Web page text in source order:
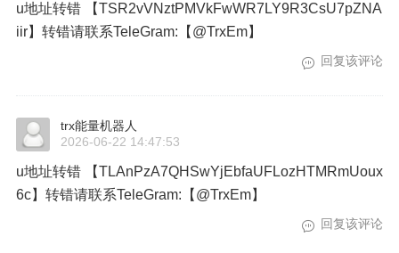
u地址转错 【TSR2vVNztPMVkFwWR7LY9R3CsU7pZNA
iir】转错请联系TeleGram:【@TrxEm】
回复该评论
trx能量机器人
2026-06-22 14:47:53
u地址转错 【TLAnPzA7QHSwYjEbfaUFLozHTMRmUoux
6c】转错请联系TeleGram:【@TrxEm】
回复该评论